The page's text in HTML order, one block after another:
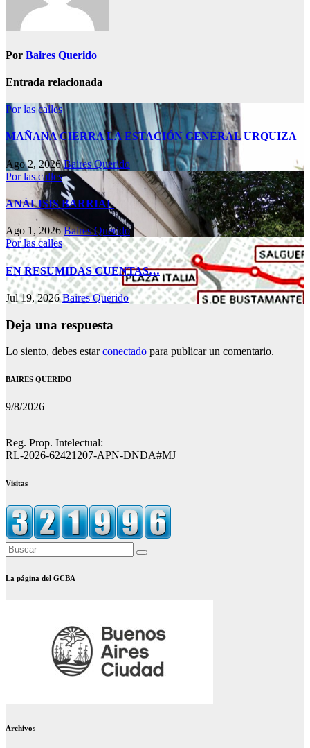
Por Baires Querido
Entrada relacionada
Por las calles
MAÑANA CIERRA LA ESTACIÓN GENERAL URQUIZA
Ago 2, 2026Baires Querido
Por las calles
ANÁLISIS BARRIAL
Ago 1, 2026Baires Querido
Por las calles
EN RESUMIDAS CUENTAS…
Jul 19, 2026Baires Querido
Deja una respuesta
Lo siento, debes estarconectado para publicar un comentario.
BAIRES QUERIDO
9/8/2026
Reg. Prop. Intelectual:
RL-2026-62421207-APN-DNDA#MJ
Visitas
La página del GCBA
Archivos